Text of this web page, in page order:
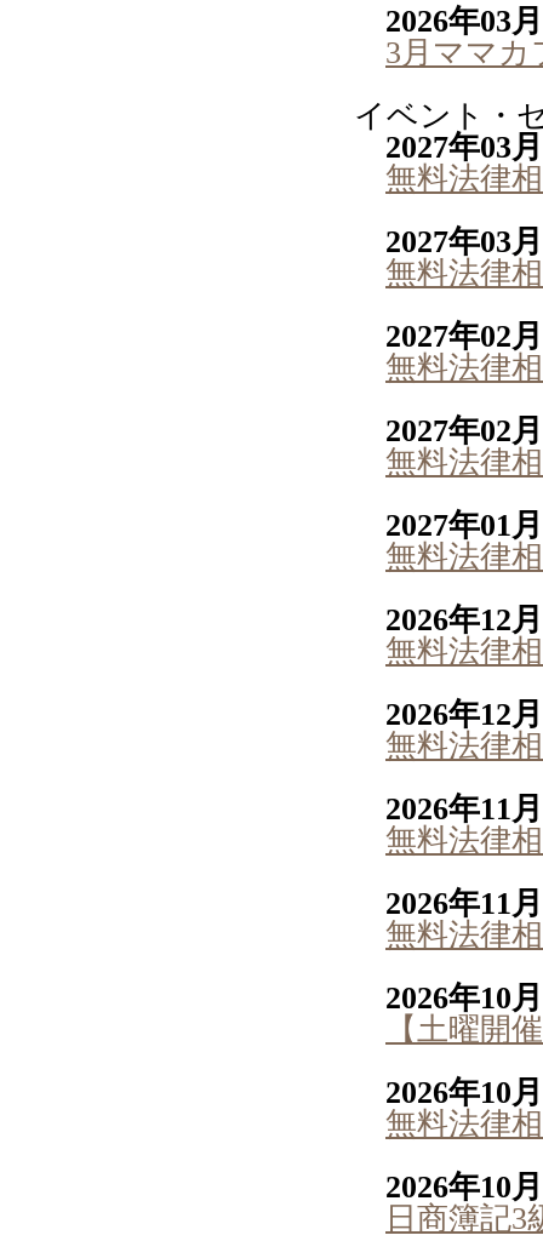
2026年03
3月ママカ
イベント・
2027年03
無料法律
2027年03
無料法律
2027年02
無料法律
2027年02
無料法律
2027年01
無料法律
2026年12
無料法律
2026年12
無料法律
2026年11
無料法律
2026年11
無料法律
2026年10
【土曜開
2026年10
無料法律
2026年10
日商簿記3